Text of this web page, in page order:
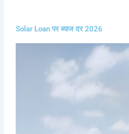
Solar Loan पर ब्याज दर 2026